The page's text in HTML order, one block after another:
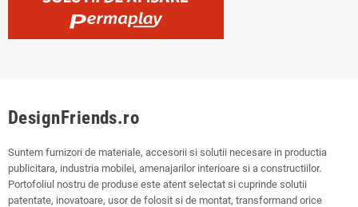
DesignFriends.ro
Suntem furnizori de materiale, accesorii si solutii necesare in productia
publicitara, industria mobilei, amenajarilor interioare si a constructiilor.
Portofoliul nostru de produse este atent selectat si cuprinde solutii
patentate, inovatoare, usor de folosit si de montat, transformand orice